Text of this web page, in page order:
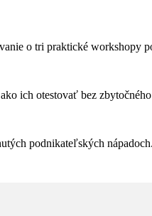
o tri praktické workshopy
ich otestovať bez
podnikateľských nápadoch.